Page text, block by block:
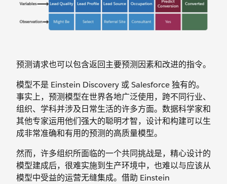
预测请求也可以包含返回主要预测因素和改进的指令。
模型不是 Einstein Discovery 或 Salesforce 独有的。
事实上，预测模型在世界各地广泛使用，跨不同行业、
组织、学科并涉及日常生活的许多方面。数据科学家和
其他专家运用他们强大的聪明才智，设计和构建可以生
成非常准确和有用的预测的高质量模型。
然而，许多组织所面临的一个共同挑战是，精心设计的
模型建成后，很难实施到生产环境中，也难以与应该从
模型中受益的运营无缝集成。借助 Einstein